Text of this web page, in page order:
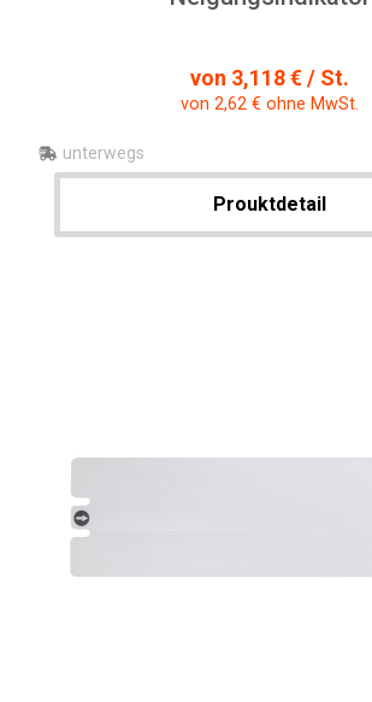
von 3,118 € / St.
von 2,62 € ohne MwSt.
unterwegs
Prouktdetail